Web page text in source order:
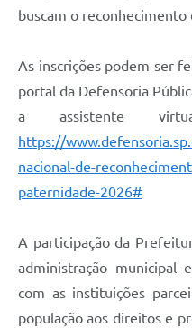
buscam o
As inscrições podem ser
portal da Defensoria
a assistente
https://
nacional-de-
paternidade-2026#
A participação da
administração municipal
com as instituições
população aos direitos e